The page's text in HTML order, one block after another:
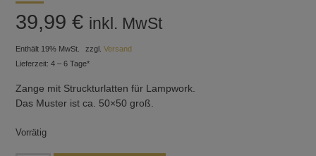
39,99€ inkl. MwSt
Enthält 19% MwSt. zzgl.Versand
Lieferzeit: 4 – 6 Tage*
Zange mit Struckturlatten für Lampwork.
Das Muster ist ca. 50×50 groß.
Vorrätig